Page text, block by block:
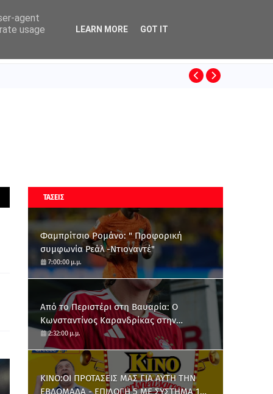
ΤΑΣΕΙΣ
Φαμπρίτσιο Ρομάνο: " Προφορική
συμφωνία Ρεάλ -Ντιοναντέ"
7:00:00 μ.μ.
Από το Περιστέρι στη Βαυαρία: O
Κωνσταντίνος Καρανδρίκας στην
Μπάγερν Μονάχου
2:32:00 μ.μ.
ΚΙΝΟ:ΟΙ ΠΡΟΤΑΣΕΙΣ ΜΑΣ ΓΙΑ ΑΥΤΗ ΤΗΝ
ΕΒΔΟΜΑΔΑ - ΕΠΙΛΟΓΗ 5 ΜΕ ΣΥΣΤΗΜΑ 10
agent
usage
LEARN MORE GOT IT